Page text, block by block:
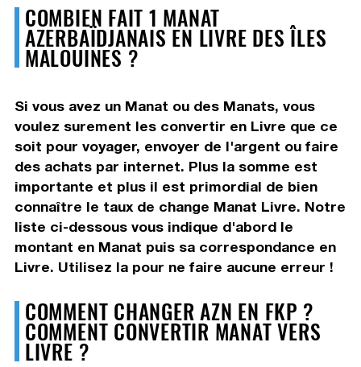
COMBIEN FAIT 1 MANAT
AZERBAÏDJANAIS EN LIVRE DES ÎLES
MALOUINES ?
Si vous avez un Manat ou des Manats, vous
voulez surement les convertir en Livre que ce
soit pour voyager, envoyer de l'argent ou faire
des achats par internet. Plus la somme est
importante et plus il est primordial de bien
connaître le taux de change Manat Livre. Notre
liste ci-dessous vous indique d'abord le
montant en Manat puis sa correspondance en
Livre. Utilisez la pour ne faire aucune erreur !
COMMENT CHANGER AZN EN FKP ?
COMMENT CONVERTIR MANAT VERS
LIVRE ?